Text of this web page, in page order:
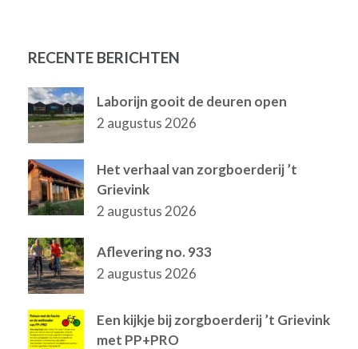
RECENTE BERICHTEN
Laborijn gooit de deuren open
2 augustus 2026
Het verhaal van zorgboerderij ’t
Grievink
2 augustus 2026
Aflevering no. 933
2 augustus 2026
Een kijkje bij zorgboerderij ’t Grievink
met PP+PRO